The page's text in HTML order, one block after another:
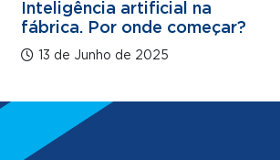
Inteligência artificial na
fábrica. Por onde começar?
13 de Junho de 2025